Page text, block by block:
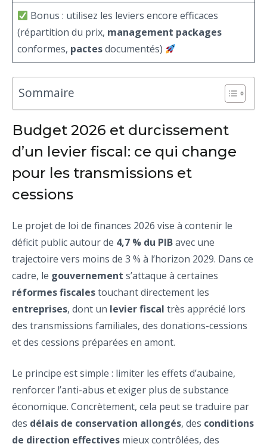
Bonus : utilisez les leviers encore efficaces
(répartition du prix, management packages
conformes, pactesdocumentés)
Sommaire
Budget 2026 et durcissement
d’un levier fiscal: ce qui change
pour les transmissions et
cessions
Le projet de loi de finances 2026 vise à contenir le
déficit public autour de 4,7 % du PIBavec une
trajectoire vers moins de 3 % à l’horizon 2029. Dans ce
cadre, le gouvernement s’attaque à certaines
réformes fiscalestouchant directement les
entreprises, dont un levier fiscal très apprécié lors
des transmissions familiales, des donations-cessions
et des cessions préparées en amont.
Le principe est simple : limiter les effets d’aubaine,
renforcer l’anti-abus et exiger plus de substance
économique. Concrètement, cela peut se traduire par
des délais de conservation allongés, des conditions
de direction effectives mieux contrôlées, des